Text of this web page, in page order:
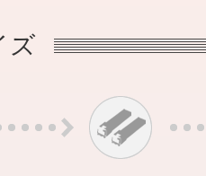
ズ